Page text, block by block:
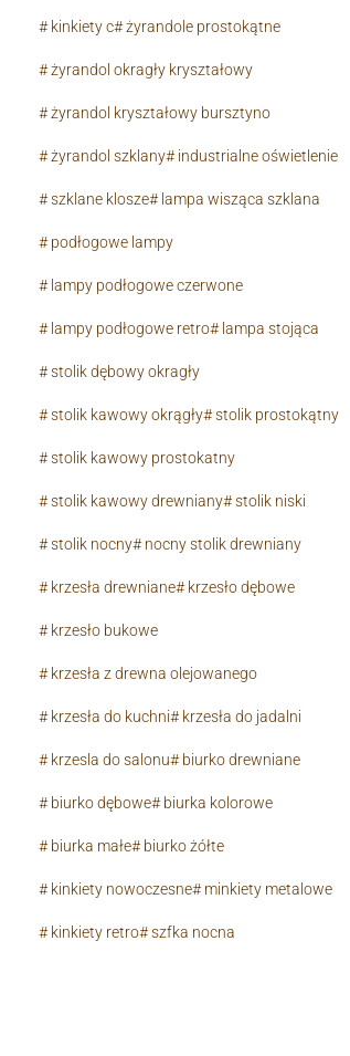
kinkiety c żyrandole prostokątne
żyrandol okragły kryształowy
żyrandol kryształowy bursztyno
żyrandol szklany industrialne oświetlenie
szklane klosze lampa wisząca szklana
podłogowe lampy
lampy podłogowe czerwone
lampy podłogowe retro lampa stojąca
stolik dębowy okragły
stolik kawowy okrągły stolik prostokątny
stolik kawowy prostokatny
stolik kawowy drewniany stolik niski
stolik nocny nocny stolik drewniany
krzesła drewniane krzesło dębowe
krzesło bukowe
krzesła z drewna olejowanego
krzesła do kuchni krzesła do jadalni
krzesla do salonu biurko drewniane
biurko dębowe biurka kolorowe
biurka małe biurko żółte
kinkiety nowoczesne minkiety metalowe
kinkiety retro szfka nocna